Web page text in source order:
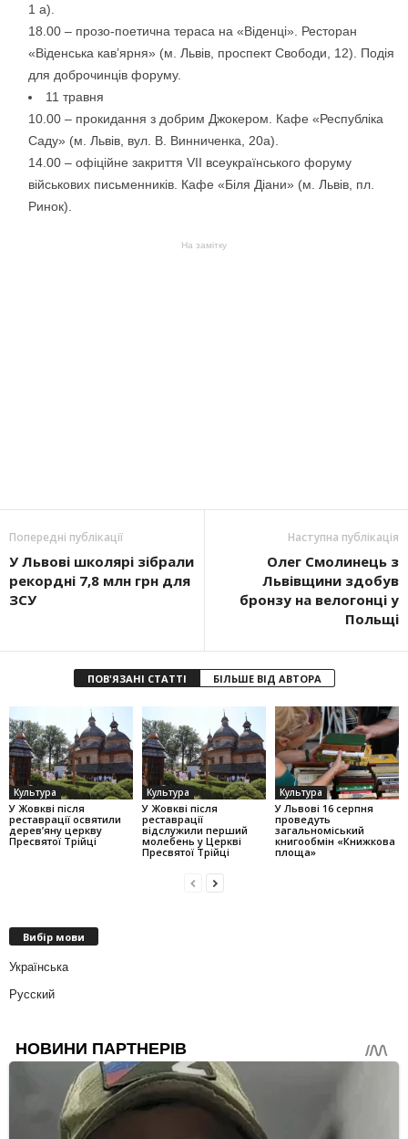
1 а).
18.00 – прозо-поетична тераса на «Віденці». Ресторан
«Віденська кав’ярня» (м. Львів, проспект Свободи, 12). Подія
для доброчинців форуму.
11 травня
10.00 – прокидання з добрим Джокером. Кафе «Республіка
Саду» (м. Львів, вул. В. Винниченка, 20а).
14.00 – офіційне закриття VII всеукраїнського форуму
військових письменників. Кафе «Біля Діани» (м. Львів, пл.
Ринок).
На замітку
Попередні публікації
У Львові школярі зібрали
рекордні 7,8 млн грн для
ЗСУ
Наступна публікація
Олег Смолинець з
Львівщини здобув
бронзу на велогонці у
Польщі
ПОВ'ЯЗАНІ СТАТТІ БІЛЬШЕ ВІД АВТОРА
Культура
У Жовкві після
реставрації освятили
дерев’яну церкву
Пресвятої Трійці
Культура
У Жовкві після
реставрації
відслужили перший
молебень у Церкві
Пресвятої Трійці
Культура
У Львові 16 серпня
проведуть
загальноміський
книгообмін «Книжкова
площа»
Вибір мови
Українська
Русский